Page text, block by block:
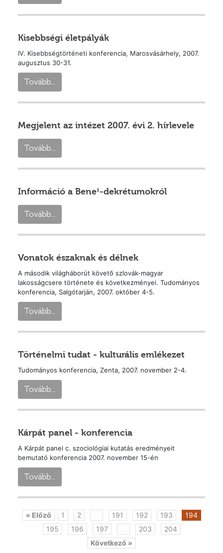
Kisebbségi életpályák
IV. Kisebbségtörténeti konferencia, Marosvásárhely, 2007.
augusztus 30-31.
Tovább...
Megjelent az intézet 2007. évi 2. hírlevele
Tovább...
Információ a Bene¹-dekrétumokról
Tovább...
Vonatok északnak és délnek
A második világháborút követõ szlovák-magyar
lakosságcsere története és következményei. Tudományos
konferencia, Salgótarján, 2007. október 4-5.
Tovább...
Történelmi tudat - kulturális emlékezet
Tudományos konferencia, Zenta, 2007. november 2-4.
Tovább...
Kárpát panel - konferencia
A Kárpát panel c. szociológiai kutatás eredményeit
bemutató konferencia 2007. november 15-én
Tovább...
« Előző 1 2 191 192 193
194
195
196 197 203
204
Következő »